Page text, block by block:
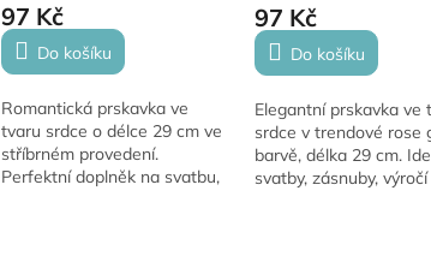
97 Kč
Do košíku
Romantická prskavka ve
tvaru srdce o délce 29 cm ve
stříbrném provedení.
Perfektní doplněk na svatbu,
97 Kč
Do košíku
Elegantní prskavka ve
srdce v trendové rose
barvě, délka 29 cm.
svatby, zásnuby, výročí